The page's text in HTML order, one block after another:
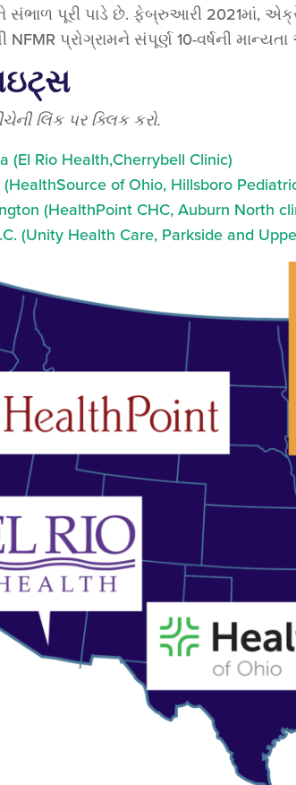
સંભાળ પૂરી પાડે છે. ફેબ્રુઆરી 2021માં,
પ્રોગ્રામને સંપૂર્ણ 10-વર્ષની
લિંક પર ક્લિક કરો.
(El Rio Health,Cherrybell Clinic)
of Ohio, Hillsboro
(HealthPoint CHC, Auburn North
(Unity Health Care, Parkside and